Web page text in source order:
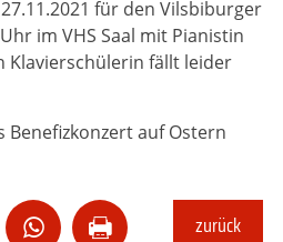
für den Vilsbiburger
im VHS Saal mit Pianistin
Klavierschülerin fällt leider
Benefizkonzert auf Ostern
  zurück